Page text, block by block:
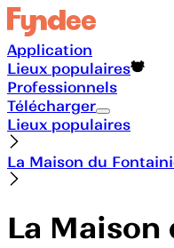
Application
Lieux populaires
Professionnels
Télécharger
Lieux populaires
La Maison du
La